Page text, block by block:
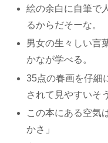
絵の余白に自筆で
るからだそーな。
男女の生々しい言
かなが学べる。
35点の春画を仔細
されて見やすいそ
この本にある空気
かさ」